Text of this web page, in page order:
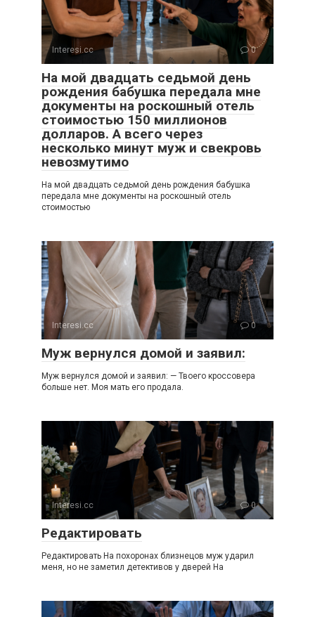
Interesi.cc 0
На мой двадцать седьмой день
рождения бабушка передала мне
документы на роскошный отель
стоимостью 150 миллионов
долларов. А всего через
несколько минут муж и свекровь
невозмутимо
На мой двадцать седьмой день рождения бабушка
передала мне документы на роскошный отель
стоимостью
Interesi.cc 0
Муж вернулся домой и заявил:
Муж вернулся домой и заявил: — Твоего кроссовера
больше нет. Моя мать его продала.
Interesi.cc 0
Редактировать
Редактировать На похоронах близнецов муж ударил
меня, но не заметил детективов у дверей На